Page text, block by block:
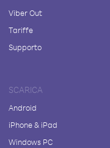
Viber Out
Tariffe
Supporto
SCARICA
Android
iPhone & iPad
Windows PC